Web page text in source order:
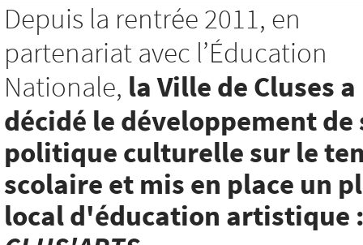
Depuis la rentrée 2011, en
partenariat avec l’Éducation
Nationale, la Ville de Cluses a
décidé le développement de
politique culturelle sur le
scolaire et mis en place un
local d'éducation artistique